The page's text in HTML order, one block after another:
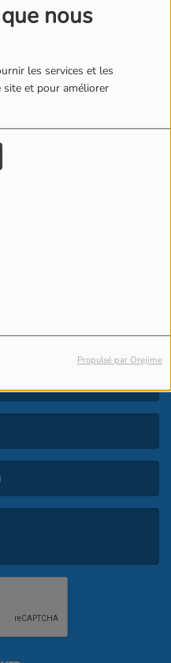
nous
les services et les
et pour améliorer
Propulsé par Orejime
Salsa et le meilleur des sons
cet article